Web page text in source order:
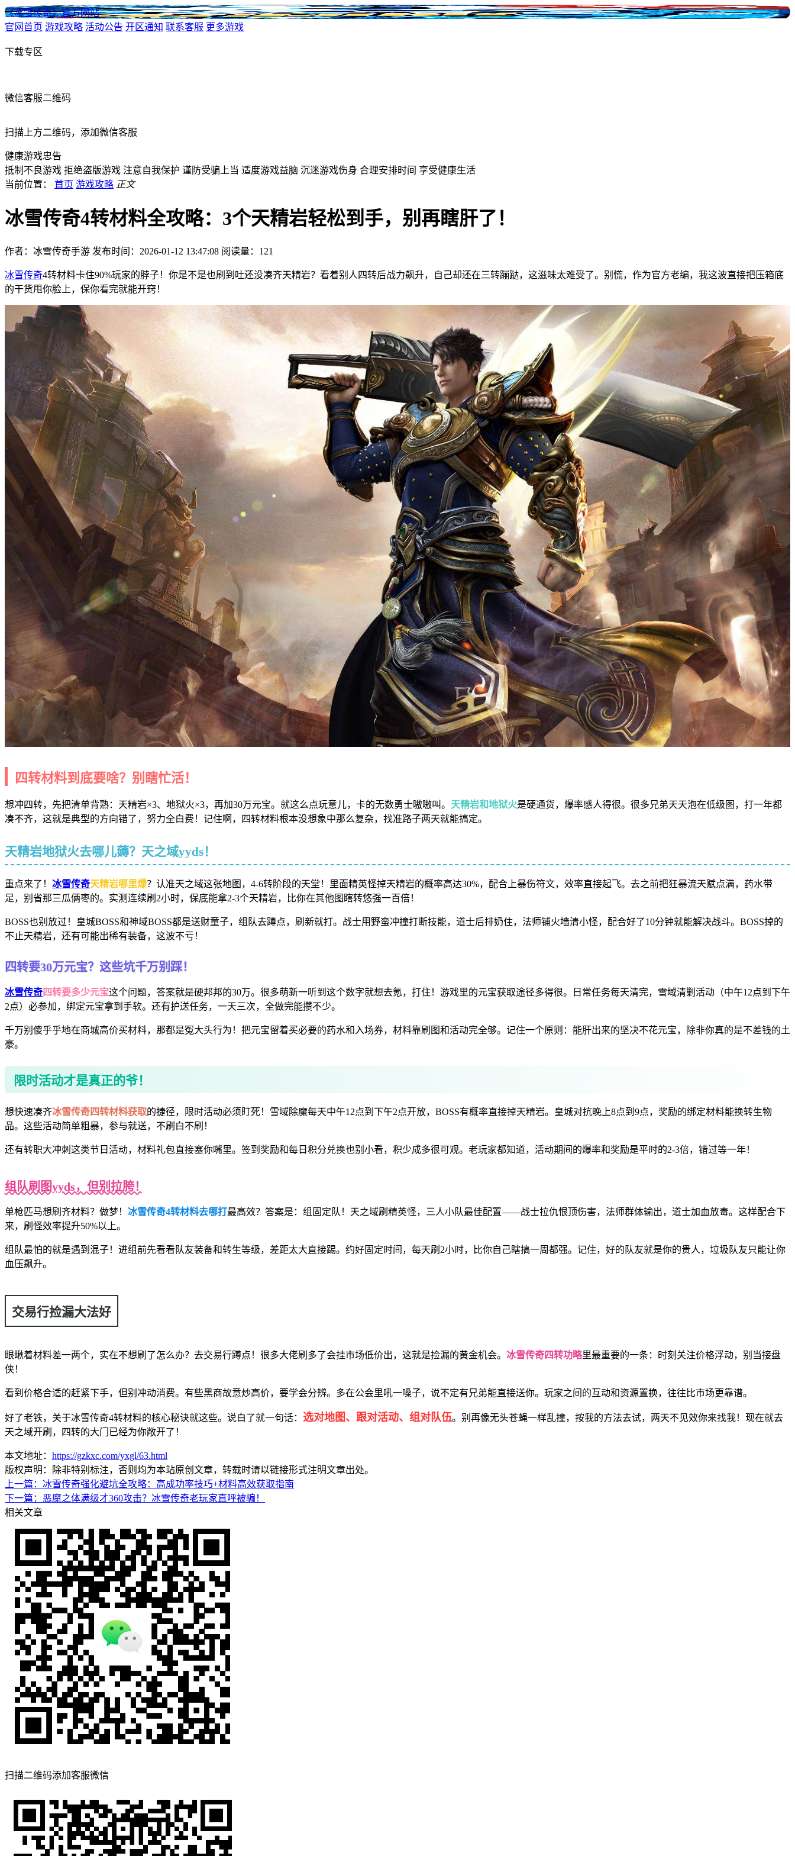
《冰雪传奇》官方网站
官网首页 游戏攻略 活动公告 开区通知 联系客服 更多游戏
下载专区
微信客服二维码
扫描上方二维码，添加微信客服
健康游戏忠告
抵制不良游戏 拒绝盗版游戏 注意自我保护 谨防受骗上当 适度游戏益脑 沉迷游戏伤身 合理安排时间 享受健康生活
当前位置：
首页 游戏攻略 正文
冰雪传奇4转材料全攻略：3个天精岩轻松到手，别再瞎肝了！
作者：冰雪传奇手游 发布时间：2026-01-12 13:47:08 阅读量： 121
冰雪传奇4转材料卡住90%玩家的脖子！你是不是也刷到吐还没凑齐天精岩？看着别人四转后战力飙升，自己却还在三转蹦跶，这滋味太难受了。别慌，作为官方老编，我这波直接把压箱底
的干货甩你脸上，保你看完就能开窍！
四转材料到底要啥？别瞎忙活！
想冲四转，先把清单背熟：天精岩×3、地狱火×3，再加30万元宝。就这么点玩意儿，卡的无数勇士嗷嗷叫。 天精岩和地狱火是硬通货，爆率感人得很。很多兄弟天天泡在低级图，打一年都
凑不齐，这就是典型的方向错了，努力全白费！记住啊，四转材料根本没想象中那么复杂，找准路子两天就能搞定。
天精岩地狱火去哪儿薅？天之域yyds！
重点来了！ 冰雪传奇天精岩哪里爆？认准天之域这张地图，4-6转阶段的天堂！里面精英怪掉天精岩的概率高达30%，配合上暴伤符文，效率直接起飞。去之前把狂暴流天赋点满，药水带
足，别省那三瓜俩枣的。实测连续刷2小时，保底能拿2-3个天精岩，比你在其他图瞎转悠强一百倍！
BOSS也别放过！皇城BOSS和神域BOSS都是送财童子，组队去蹲点，刷新就打。战士用野蛮冲撞打断技能，道士后排奶住，法师铺火墙清小怪，配合好了10分钟就能解决战斗。BOSS掉的
不止天精岩，还有可能出稀有装备，这波不亏！
四转要30万元宝？这些坑千万别踩！
冰雪传奇四转要多少元宝这个问题，答案就是硬邦邦的30万。很多萌新一听到这个数字就想去氪，打住！游戏里的元宝获取途径多得很。日常任务每天清完，雪域清剿活动（中午12点到下午
2点）必参加，绑定元宝拿到手软。还有护送任务，一天三次，全做完能攒不少。
千万别傻乎乎地在商城高价买材料，那都是冤大头行为！把元宝留着买必要的药水和入场券，材料靠刷图和活动完全够。记住一个原则：能肝出来的坚决不花元宝，除非你真的是不差钱的土
豪。
限时活动才是真正的爷！
想快速凑齐冰雪传奇四转材料获取的捷径，限时活动必须盯死！雪域除魔每天中午12点到下午2点开放，BOSS有概率直接掉天精岩。皇城对抗晚上8点到9点，奖励的绑定材料能换转生物
品。这些活动简单粗暴，参与就送，不刷白不刷！
还有转职大冲刺这类节日活动，材料礼包直接塞你嘴里。签到奖励和每日积分兑换也别小看，积少成多很可观。老玩家都知道，活动期间的爆率和奖励是平时的2-3倍，错过等一年！
组队刷图yyds，但别拉胯！
单枪匹马想刷齐材料？做梦！ 冰雪传奇4转材料去哪打最高效？答案是：组固定队！天之域刷精英怪，三人小队最佳配置——战士拉仇恨顶伤害，法师群体输出，道士加血放毒。这样配合下
来，刷怪效率提升50%以上。
组队最怕的就是遇到混子！进组前先看看队友装备和转生等级，差距太大直接踢。约好固定时间，每天刷2小时，比你自己瞎搞一周都强。记住，好的队友就是你的贵人，垃圾队友只能让你
血压飙升。
交易行捡漏大法好
眼瞅着材料差一两个，实在不想刷了怎么办？去交易行蹲点！很多大佬刷多了会挂市场低价出，这就是捡漏的黄金机会。 冰雪传奇四转功略里最重要的一条：时刻关注价格浮动，别当接盘
侠！
看到价格合适的赶紧下手，但别冲动消费。有些黑商故意炒高价，要学会分辨。多在公会里吼一嗓子，说不定有兄弟能直接送你。玩家之间的互动和资源置换，往往比市场更靠谱。
好了老铁，关于冰雪传奇4转材料的核心秘诀就这些。说白了就一句话： 选对地图、跟对活动、组对队伍。别再像无头苍蝇一样乱撞，按我的方法去试，两天不见效你来找我！现在就去
天之域开刷，四转的大门已经为你敞开了！
本文地址： https://gzkxc.com/yxgl/63.html
版权声明：除非特别标注，否则均为本站原创文章，转载时请以链接形式注明文章出处。
上一篇： 冰雪传奇强化避坑全攻略：高成功率技巧+材料高效获取指南
下一篇： 恶魔之体满级才360攻击？冰雪传奇老玩家直呼被骗！
相关文章
扫描二维码添加客服微信